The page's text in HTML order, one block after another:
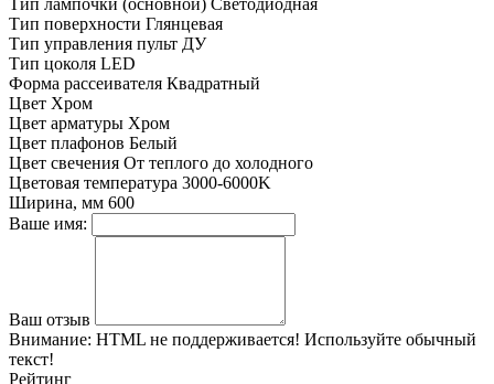
Тип лампочки (основной) Светодиодная
Тип поверхности Глянцевая
Тип управления пульт ДУ
Тип цоколя LED
Форма рассеивателя Квадратный
Цвет Хром
Цвет арматуры Хром
Цвет плафонов Белый
Цвет свечения От теплого до холодного
Цветовая температура 3000-6000K
Ширина, мм 600
Ваше имя:
Ваш отзыв
Внимание: HTML не поддерживается! Используйте обычный
текст!
Рейтинг